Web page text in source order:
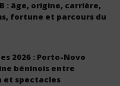
: âge, origine, carrière,
fortune et parcours du
2026 : Porto-Novo
béninois entre
spectacles